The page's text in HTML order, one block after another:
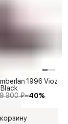
900 ₽−40%
1996 Vioz
Black